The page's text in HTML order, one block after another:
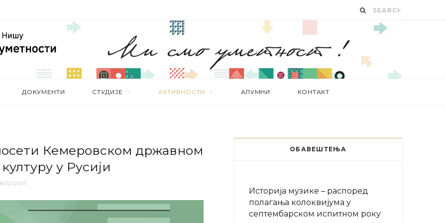
ДОКУМЕНТИ СТУДИЈЕ АКТИВНОСТИ АЛУМНИ КОНТАКТ
Кeмeрoвскoм држaвнoм
у Русиjи
12/2017
ОБАВЕШТЕЊА
Историја музике – распоред
полагања колоквијума у
септембарском испитном року